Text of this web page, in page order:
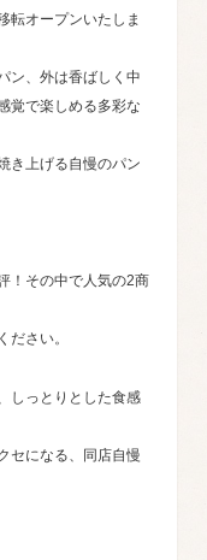
転オープンいたしま
ン、外は香ばしく中
覚で楽しめる多彩な
き上げる自慢のパン
！その中で人気の2商
ださい。
しっとりとした食感
セになる、同店自慢